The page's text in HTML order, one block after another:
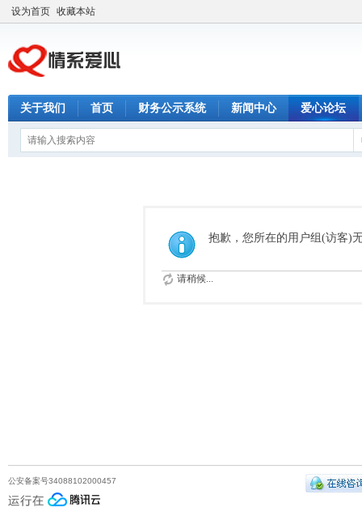
设为首页 收藏本站
关于我们 首页 财务公示系统 新闻中心 爱心论坛
抱歉，您所在的用户组(访客)
请稍候...
公安备案号34088102000457